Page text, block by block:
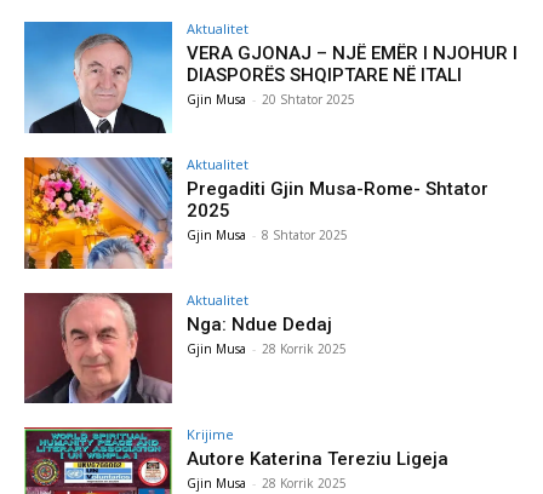
Aktualitet
VERA GJONAJ – NJË EMËR I NJOHUR I
DIASPORËS SHQIPTARE NË ITALI
Gjin Musa - 20 Shtator 2025
Aktualitet
Pregaditi Gjin Musa-Rome- Shtator
2025
Gjin Musa - 8 Shtator 2025
Aktualitet
Nga: Ndue Dedaj
Gjin Musa - 28 Korrik 2025
Krijime
Autore Katerina Tereziu Ligeja
Gjin Musa - 28 Korrik 2025